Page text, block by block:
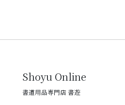
Shoyu Online
書道用品専門店 書遊